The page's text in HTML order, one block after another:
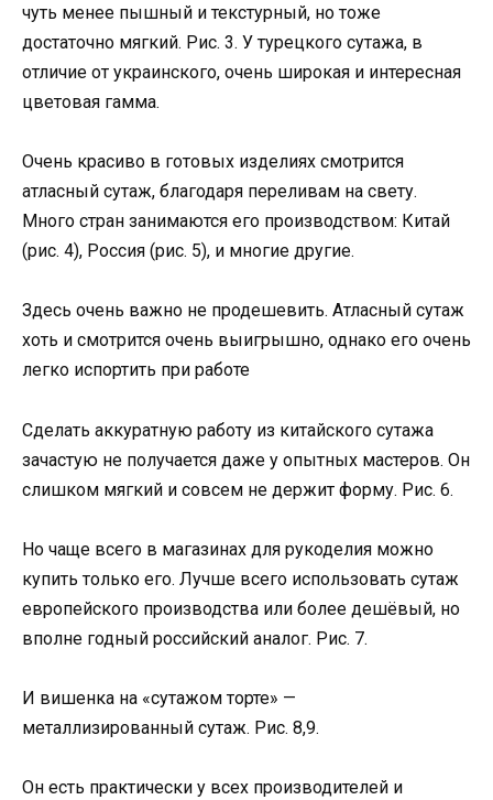
чуть менее пышный и текстурный, но тоже
достаточно мягкий. Рис. 3. У турецкого сутажа, в
отличие от украинского, очень широкая и интересная
цветовая гамма.
Очень красиво в готовых изделиях смотрится
атласный сутаж, благодаря переливам на свету.
Много стран занимаются его производством: Китай
(рис. 4), Россия (рис. 5), и многие другие.
Здесь очень важно не продешевить. Атласный сутаж
хоть и смотрится очень выигрышно, однако его очень
легко испортить при работе
Сделать аккуратную работу из китайского сутажа
зачастую не получается даже у опытных мастеров. Он
слишком мягкий и совсем не держит форму. Рис. 6.
Но чаще всего в магазинах для рукоделия можно
купить только его. Лучше всего использовать сутаж
европейского производства или более дешёвый, но
вполне годный российский аналог. Рис. 7.
И вишенка на «сутажом торте» —
металлизированный сутаж. Рис. 8,9.
Он есть практически у всех производителей и